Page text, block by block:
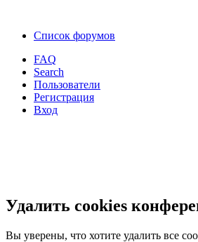
Список форумов
FAQ
Search
Пользователи
Регистрация
Вход
Удалить cookies
Вы уверены, что хотите удалить все